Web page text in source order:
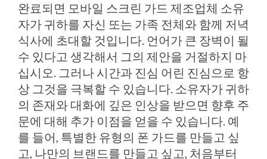
완료되면 모바일 스크린 가드 제조업체 소유
자가 귀하를 자신 또는 가족 전체와 함께 저녁
식사에 초대할 것입니다. 언어가 큰 장벽이 될
수 있다고 생각해서 그의 제안을 거절하지 마
십시오. 그러나 시간과 진심 어린 진심으로 항
상 그것을 극복할 수 있습니다. 소유자가 귀하
의 존재와 대화에 깊은 인상을 받으면 향후 주
문에 대해 추가 이점을 얻을 수 있습니다. 예
를 들어, 특별한 유형의 폰 가드를 만들고 싶
고, 나만의 브랜드를 만들고 싶고, 처음부터